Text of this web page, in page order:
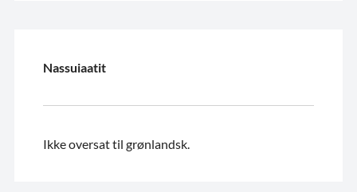
Nassuiaatit
Ikke oversat til grønlandsk.